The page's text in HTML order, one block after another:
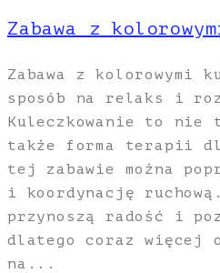
Zabawa z
Zabawa z kolorowymi
sposób na relaks i
Kuleczkowanie to nie
także forma terapii
tej zabawie można
i koordynację
przynoszą radość i
dlatego coraz więcej
na...